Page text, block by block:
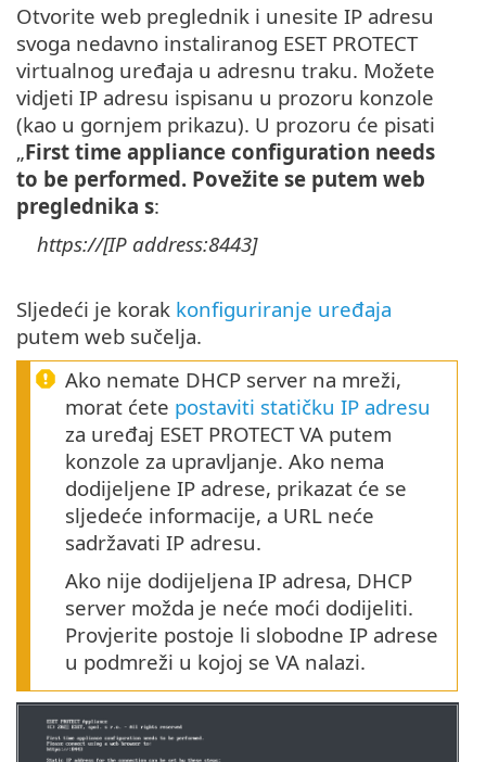
Otvorite web preglednik i unesite IP adresu
svoga nedavno instaliranog ESET PROTECT
virtualnog uređaja u adresnu traku. Možete
vidjeti IP adresu ispisanu u prozoru konzole
(kao u gornjem prikazu). U prozoru će pisati
„First time appliance configuration needs
to be performed. Povežite se putem web
preglednika s:
https://[IP address:8443]
Sljedeći je korak konfiguriranje uređaja
putem web sučelja.
Ako nemate DHCP server na mreži,
morat ćete postaviti statičku IP adresu
za uređaj ESET PROTECT VA putem
konzole za upravljanje. Ako nema
dodijeljene IP adrese, prikazat će se
sljedeće informacije, a URL neće
sadržavati IP adresu.
Ako nije dodijeljena IP adresa, DHCP
server možda je neće moći dodijeliti.
Provjerite postoje li slobodne IP adrese
u podmreži u kojoj se VA nalazi.